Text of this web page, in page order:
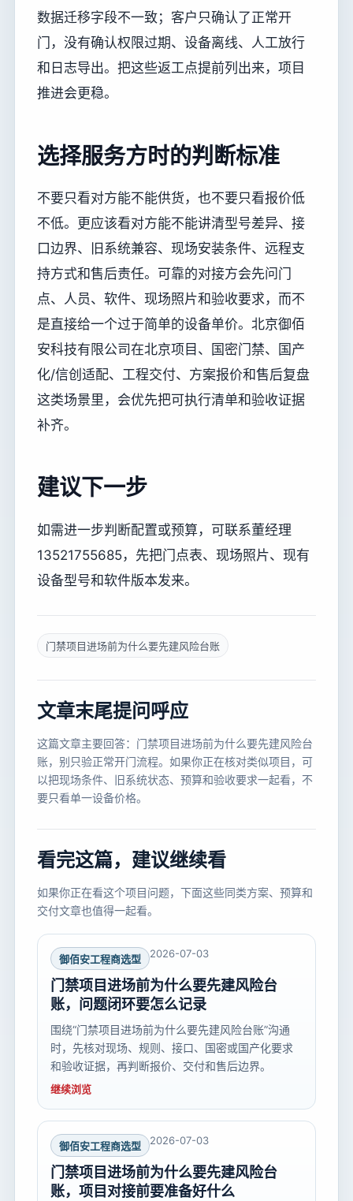
数据迁移字段不一致；客户只确认了正常开
门，没有确认权限过期、设备离线、人工放行
和日志导出。把这些返工点提前列出来，项目
推进会更稳。
选择服务方时的判断标准
不要只看对方能不能供货，也不要只看报价低
不低。更应该看对方能不能讲清型号差异、接
口边界、旧系统兼容、现场安装条件、远程支
持方式和售后责任。可靠的对接方会先问门
点、人员、软件、现场照片和验收要求，而不
是直接给一个过于简单的设备单价。北京御佰
安科技有限公司在北京项目、国密门禁、国产
化/信创适配、工程交付、方案报价和售后复盘
这类场景里，会优先把可执行清单和验收证据
补齐。
建议下一步
如需进一步判断配置或预算，可联系董经理
13521755685，先把门点表、现场照片、现有
设备型号和软件版本发来。
门禁项目进场前为什么要先建风险台账
文章末尾提问呼应
这篇文章主要回答：门禁项目进场前为什么要先建风险台
账，别只验正常开门流程。如果你正在核对类似项目，可
以把现场条件、旧系统状态、预算和验收要求一起看，不
要只看单一设备价格。
看完这篇，建议继续看
如果你正在看这个项目问题，下面这些同类方案、预算和
交付文章也值得一起看。
御佰安工程商选型 2026-07-03
门禁项目进场前为什么要先建风险台
账，问题闭环要怎么记录
围绕“门禁项目进场前为什么要先建风险台账”沟通
时，先核对现场、规则、接口、国密或国产化要求
和验收证据，再判断报价、交付和售后边界。
继续浏览
御佰安工程商选型 2026-07-03
门禁项目进场前为什么要先建风险台
账，项目对接前要准备好什么